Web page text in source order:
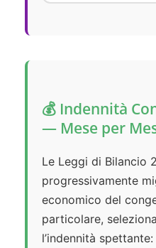
💰 Indennità
— Mese per
Le Leggi di Bilancio
progressivamente
economico del
particolare,
l’indennità spettante: